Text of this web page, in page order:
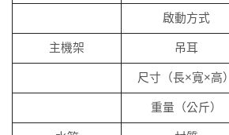
啟動方式
主機架 吊耳
尺寸（長×寬×高）
重量（公斤）